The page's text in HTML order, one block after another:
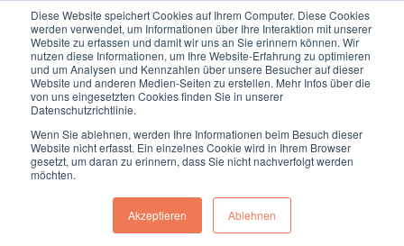
Diese Website speichert Cookies auf Ihrem Computer. Diese Cookies
werden verwendet, um Informationen über Ihre Interaktion mit unserer
Website zu erfassen und damit wir uns an Sie erinnern können. Wir
nutzen diese Informationen, um Ihre Website-Erfahrung zu optimieren
und um Analysen und Kennzahlen über unsere Besucher auf dieser
Website und anderen Medien-Seiten zu erstellen. Mehr Infos über die
von uns eingesetzten Cookies finden Sie in unserer
Datenschutzrichtlinie.
Wenn Sie ablehnen, werden Ihre Informationen beim Besuch dieser
Website nicht erfasst. Ein einzelnes Cookie wird in Ihrem Browser
gesetzt, um daran zu erinnern, dass Sie nicht nachverfolgt werden
möchten.
Akzeptieren Ablehnen
Termin online buchen Anrufen